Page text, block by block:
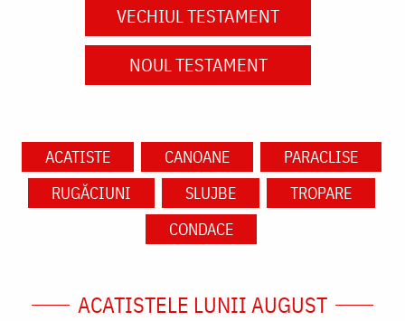
VECHIUL TESTAMENT
NOUL TESTAMENT
ACATISTE CANOANE
PARACLISE
RUGĂCIUNI
SLUJBE
TROPARE
CONDACE
ACATISTELE LUNII AUGUST